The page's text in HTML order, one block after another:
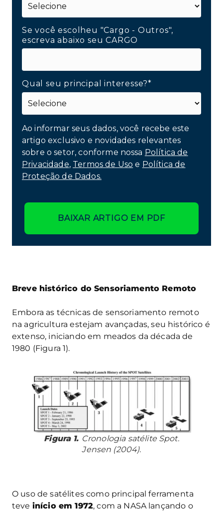
Se você escolheu "Cargo - Outros",
escreva abaixo seu CARGO
Qual seu principal interesse?*
Ao informar seus dados, você recebe este
artigo exclusivo e novidades relevantes
sobre o setor, conforme nossa Política de
Privacidade, Termos de Uso e Política de
Proteção de Dados.
BAIXAR ARTIGO EM PDF
Breve histórico do Sensoriamento Remoto
Embora as técnicas de sensoriamento remoto
na agricultura estejam avançadas, seu histórico é
extenso, iniciando em meados da década de
1980 (Figura 1).
Figura 1. Cronologia satélite Spot.
Jensen (2004).
O uso de satélites como principal ferramenta
teve início em 1972, com a NASA lançando o